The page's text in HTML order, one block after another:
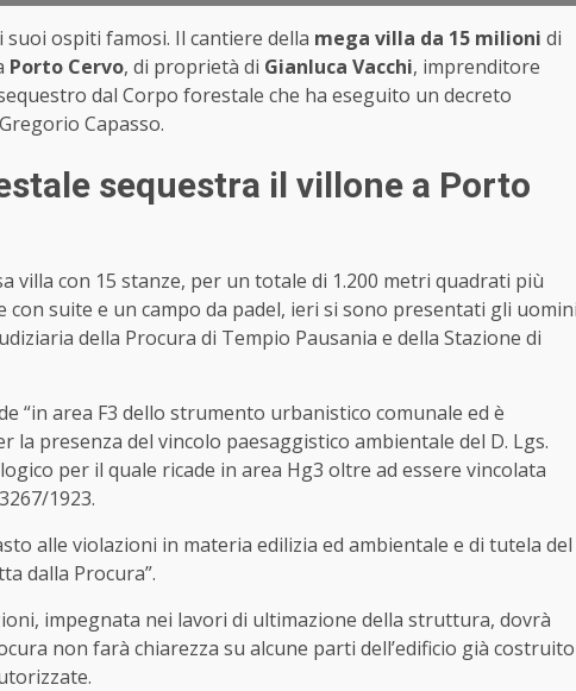
ospiti famosi. Il cantiere della mega villa da 15 milioni di
Porto Cervo, di proprietà di Gianluca Vacchi, imprenditore
dal Corpo forestale che ha eseguito un decreto
Capasso.
sequestra il villone a Porto
villa con 15 stanze, per un totale di 1.200 metri quadrati più
con suite e un campo da padel, ieri si sono presentati gli
della Procura di Tempio Pausania e della Stazione di
“in area F3 dello strumento urbanistico comunale ed è
presenza del vincolo paesaggistico ambientale del D. Lgs.
per il quale ricade in area Hg3 oltre ad essere vincolata
1923.
alle violazioni in materia edilizia ed ambientale e di tutela del
dalla Procura”.
impegnata nei lavori di ultimazione della struttura, dovrà
non farà chiarezza su alcune parti dell’edificio già costruito